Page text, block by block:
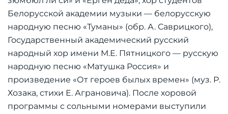
Белорусской академии музыки — белорусскую
народную песню «Туманы» (обр. А. Саврицкого),
Государственный академический русский
народный хор имени М.Е. Пятницкого — русскую
народную песню «Матушка Россия» и
произведение «От героев былых времен» (муз. Р.
Хозака, стихи Е. Аграновича). После хоровой
программы с сольными номерами выступили